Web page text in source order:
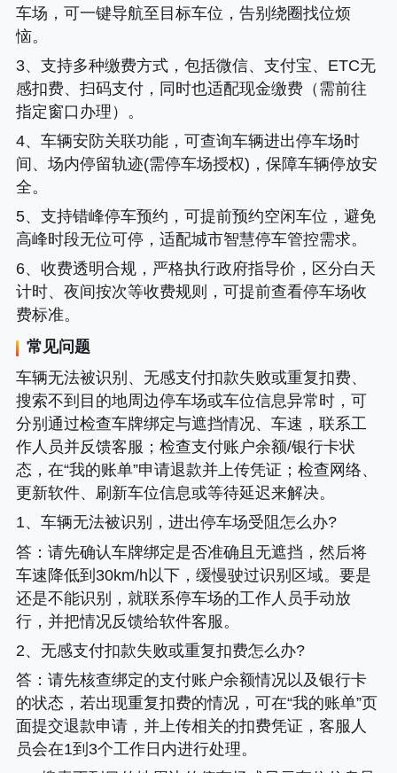
车场，可一键导航至目标车位，告别绕圈找位烦
恼。
3、支持多种缴费方式，包括微信、支付宝、ETC无
感扣费、扫码支付，同时也适配现金缴费（需前往
指定窗口办理）。
4、车辆安防关联功能，可查询车辆进出停车场时
间、场内停留轨迹(需停车场授权)，保障车辆停放安
全。
5、支持错峰停车预约，可提前预约空闲车位，避免
高峰时段无位可停，适配城市智慧停车管控需求。
6、收费透明合规，严格执行政府指导价，区分白天
计时、夜间按次等收费规则，可提前查看停车场收
费标准。
常见问题
车辆无法被识别、无感支付扣款失败或重复扣费、
搜索不到目的地周边停车场或车位信息异常时，可
分别通过检查车牌绑定与遮挡情况、车速，联系工
作人员并反馈客服；检查支付账户余额/银行卡状
态，在“我的账单”申请退款并上传凭证；检查网络、
更新软件、刷新车位信息或等待延迟来解决。
1、车辆无法被识别，进出停车场受阻怎么办?
答：请先确认车牌绑定是否准确且无遮挡，然后将
车速降低到30km/h以下，缓慢驶过识别区域。要是
还是不能识别，就联系停车场的工作人员手动放
行，并把情况反馈给软件客服。
2、无感支付扣款失败或重复扣费怎么办?
答：请先核查绑定的支付账户余额情况以及银行卡
的状态，若出现重复扣费的情况，可在“我的账单”页
面提交退款申请，并上传相关的扣费凭证，客服人
员会在1到3个工作日内进行处理。